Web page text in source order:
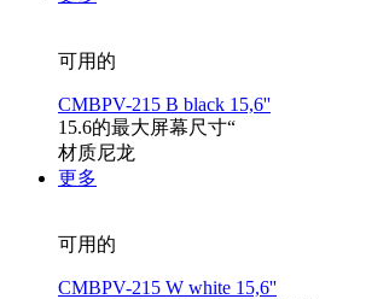
可用的
CMBPV-215 B black 15,6''
15.6的最大屏幕尺寸“
材质尼龙
更多
可用的
CMBPV-215 W white 15,6''